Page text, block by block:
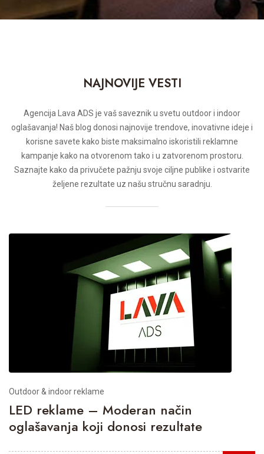
NAJNOVIJE VESTI
Agencija Lava ADS je vaš saveznik u svetu outdoor i indoor
oglašavanja! Naš blog donosi najnovije trendove, inovativne ideje i
korisne savete kako biste maksimalno iskoristili reklamne
kampanje kako na otvorenom tako i u zatvorenom prostoru.
Saznajte kako da privučete pažnju svoje ciljne publike i ostvarite
željene rezultate uz našu stručnu saradnju.
Outdoor & indoor reklame
LED reklame – Moderan način
oglašavanja koji donosi rezultate